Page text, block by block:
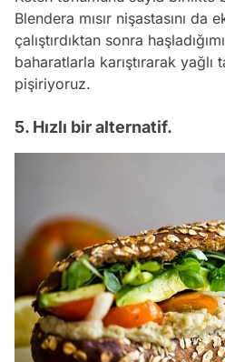
Blendera mısır nişastasını da
çalıştırdıktan sonra
baharatlarla karıştırarak yağlı
pişiriyoruz.
5. Hızlı bir alternatif.